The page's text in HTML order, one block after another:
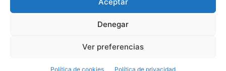
Denegar
Ver preferencias
Política de cookies Política de privacidad
FOLLOW US
© Musicamalaga